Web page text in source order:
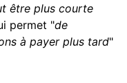
être plus courte
permet "de
à payer plus tard"